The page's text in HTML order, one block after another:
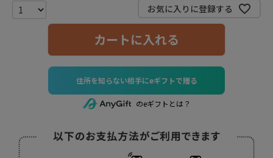
お気に入りに登録する
カートに入れる
住所を知らない相手にeギフトで贈る
のeギフトとは？